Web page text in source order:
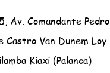
Av. Comandante Pedro
Castro Van Dunem Loy
Kiaxi (Palanca)